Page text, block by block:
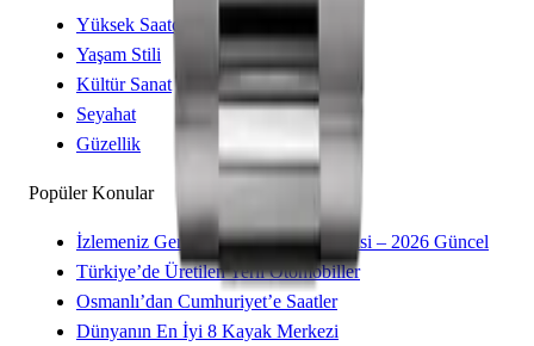
Yüksek Saatçilik
Yaşam Stili
Kültür Sanat
Seyahat
Güzellik
Popüler Konular
İzlemeniz Gereken 15 Yeni Kore Dizisi – 2026 Güncel
Türkiye’de Üretilen Yerli Otomobiller
Osmanlı’dan Cumhuriyet’e Saatler
Dünyanın En İyi 8 Kayak Merkezi